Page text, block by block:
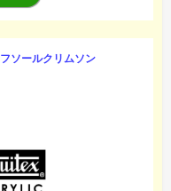
ソールクリムソン